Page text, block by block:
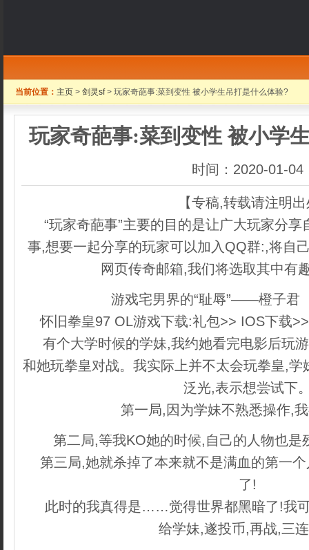
当前位置： 主页 > 剑灵sf> 玩家奇葩事:菜到变性 被小学生吊打是什么体验?
玩家奇葩事:菜到变性 被小学
时间：2020-01-04
【专稿,转载请注明
“玩家奇葩事”主要的目的是让广大玩家分
事,想要一起分享的玩家可以加入QQ群:,将自
网页传奇邮箱,我们将选取其中有
游戏宅男界的“耻辱”——橙子君
怀旧拳皇97 OL游戏下载:礼包>> IOS下载
有个大学时候的学妹,我约她看完电影后玩
和她玩拳皇对战。我实际上并不太会玩拳皇,
泛光,表示想尝试下
第一局,因为学妹不熟悉操作,
第二局,等我KO她的时候,自己的人物也是
第三局,她就杀掉了本来就不是满血的第一
了!
此时的我真得是……觉得世界都黑暗了!我
给学妹,遂投币,再战,三